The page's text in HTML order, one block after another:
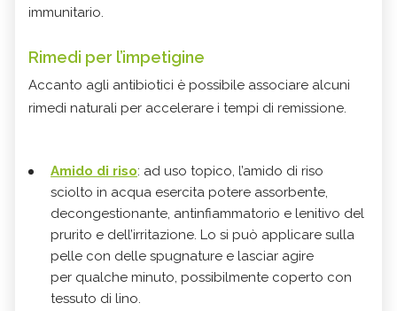
immunitario.
Rimedi per l’impetigine
Accanto agli antibiotici è possibile associare alcuni
rimedi naturali per accelerare i tempi di remissione.
Amido di riso: ad uso topico, l’amido di riso
sciolto in acqua esercita potere assorbente,
decongestionante, antinfiammatorio e lenitivo del
prurito e dell’irritazione. Lo si può applicare sulla
pelle con delle spugnature e lasciar agire
per qualche minuto, possibilmente coperto con
tessuto di lino.